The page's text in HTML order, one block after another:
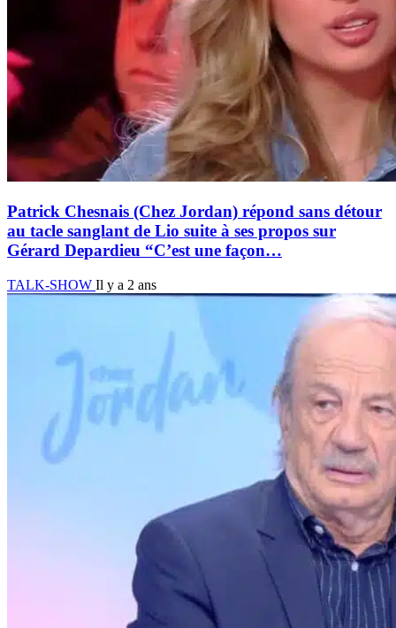
Patrick Chesnais (Chez Jordan) répond sans détour
au tacle sanglant de Lio suite à ses propos sur
Gérard Depardieu “C’est une façon…
TALK-SHOW Il y a 2 ans